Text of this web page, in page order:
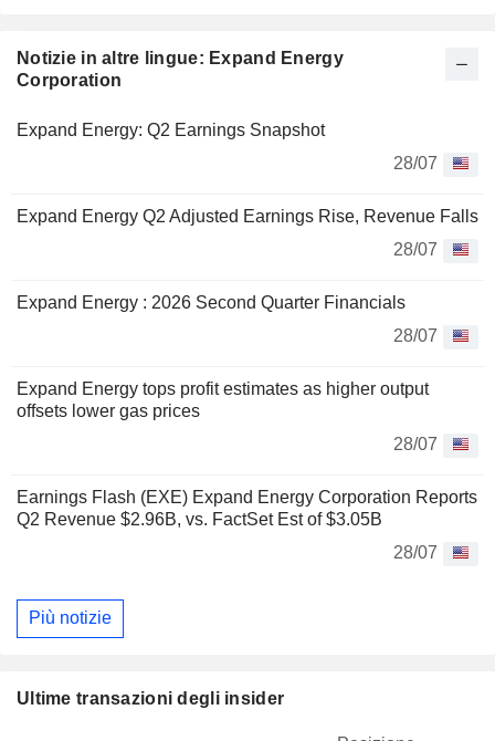
Notizie in altre lingue: Expand Energy
Corporation
Expand Energy: Q2 Earnings Snapshot
28/07
Expand Energy Q2 Adjusted Earnings Rise, Revenue Falls
28/07
Expand Energy : 2026 Second Quarter Financials
28/07
Expand Energy tops profit estimates as higher output
offsets lower gas prices
28/07
Earnings Flash (EXE) Expand Energy Corporation Reports
Q2 Revenue $2.96B, vs. FactSet Est of $3.05B
28/07
Più notizie
Ultime transazioni degli insider